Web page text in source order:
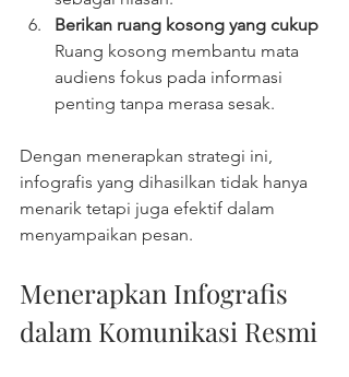
Berikan ruang kosong yang cukup
Ruang kosong membantu mata
audiens fokus pada informasi
penting tanpa merasa sesak.
Dengan menerapkan strategi ini,
infografis yang dihasilkan tidak hanya
menarik tetapi juga efektif dalam
menyampaikan pesan.
Menerapkan Infografis
dalam Komunikasi Resmi